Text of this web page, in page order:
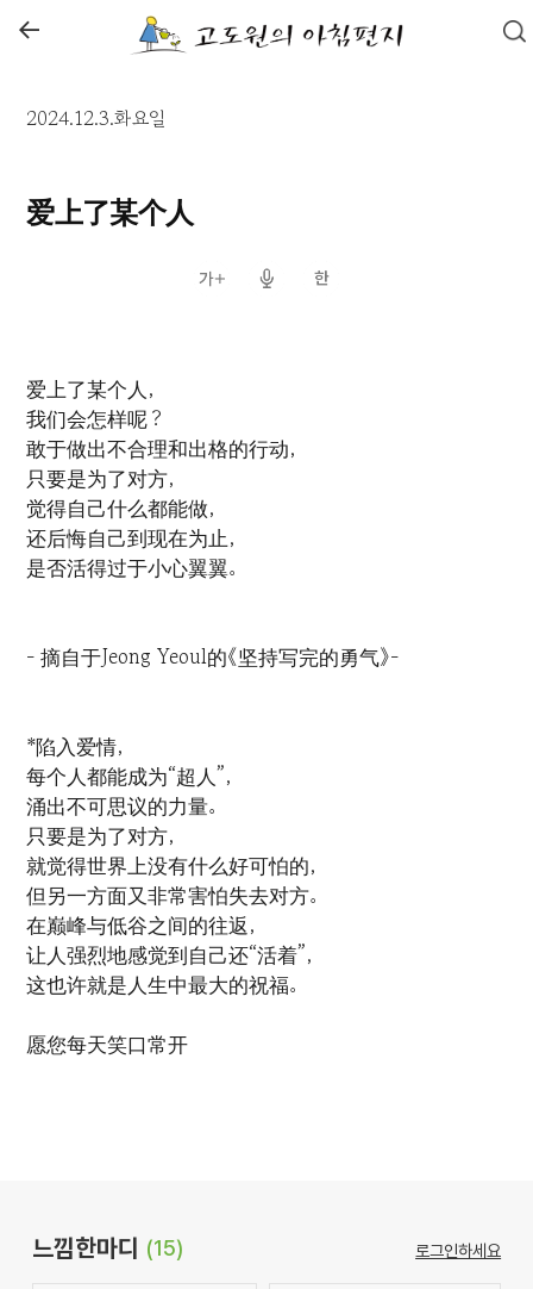
←
2024.12.3.화요일
爱上了某个人
爱上了某个人，
我们会怎样呢？
敢于做出不合理和出格的行动，
只要是为了对方，
觉得自己什么都能做，
还后悔自己到现在为止，
是否活得过于小心翼翼。
- 摘自于Jeong Yeoul的《坚持写完的勇气》-
*陷入爱情，
每个人都能成为“超人”，
涌出不可思议的力量。
只要是为了对方，
就觉得世界上没有什么好可怕的，
但另一方面又非常害怕失去对方。
在巅峰与低谷之间的往返，
让人强烈地感觉到自己还“活着”，
这也许就是人生中最大的祝福。
愿您每天笑口常开
느낌한마디 (15) 로그인하세요